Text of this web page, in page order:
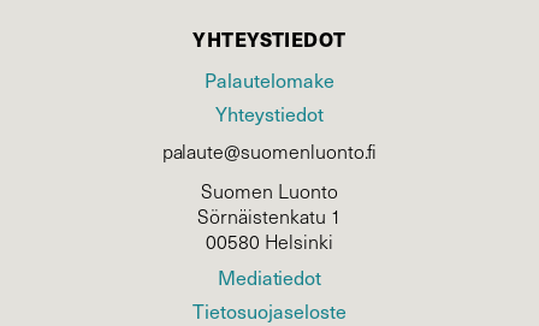
YHTEYSTIEDOT
Palautelomake
Yhteystiedot
palaute@suomenluonto.fi
Suomen Luonto
Sörnäistenkatu 1
00580 Helsinki
Mediatiedot
Tietosuojaseloste